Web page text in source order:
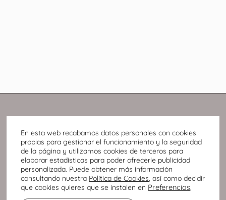
En esta web recabamos datos personales con cookies
propias para gestionar el funcionamiento y la seguridad
de la página y utilizamos cookies de terceros para
elaborar estadísticas para poder ofrecerle publicidad
personalizada. Puede obtener más información
consultando nuestra Política de Cookies, así como decidir
que cookies quieres que se instalen en Preferencias.